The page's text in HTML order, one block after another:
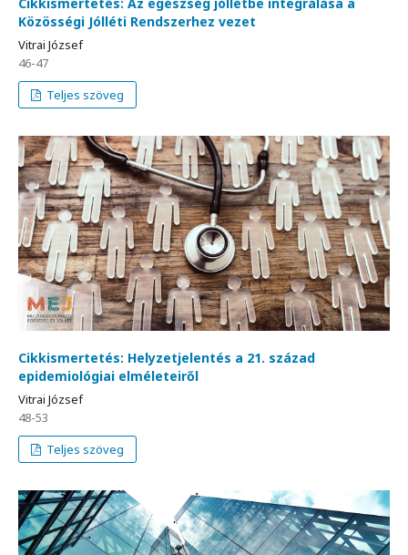
Közösségi Jólléti Rendszerhez vezet
Vitrai József
46-47
Teljes szöveg
Cikkismertetés: Helyzetjelentés a 21. század
epidemiológiai elméleteiről
Vitrai József
48-53
Teljes szöveg